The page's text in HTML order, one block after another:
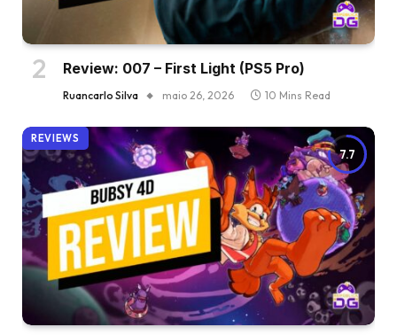
Review: 007 – First Light (PS5 Pro)
Ruancarlo Silva maio 26, 2026 10 Mins Read
7.7
REVIEWS